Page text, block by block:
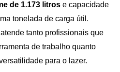
de 1.173 litros e capacidade
tonelada de carga útil.
tanto profissionais que
de trabalho quanto
para o lazer.